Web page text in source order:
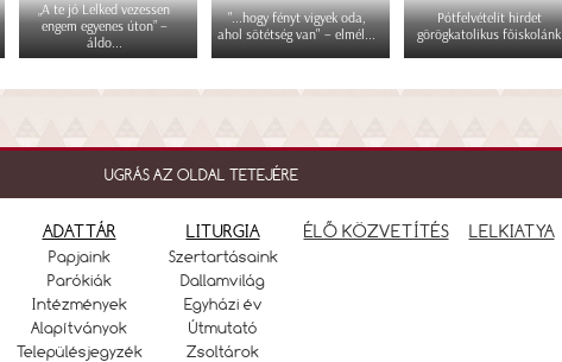
„A te jó Lelked vezessen
engem egyenes úton” –
áldo...
"...hogy fényt vigyek oda,
ahol sötétség van" – elmél...
Pótfelvételit hirdet
görögkatolikus főiskolánk
UGRÁS AZ OLDAL TETEJÉRE
ADATTÁR
Papjaink
Parókiák
Intézmények
Alapítványok
Településjegyzék
LITURGIA
Szertartásaink
Dallamvilág
Egyházi év
Útmutató
Zsoltárok
ÉLŐ KÖZVETÍTÉS LELKIATYA